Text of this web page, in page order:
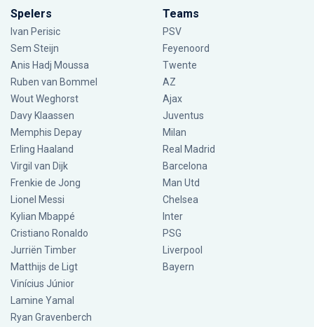
Spelers
Ivan Perisic
Sem Steijn
Anis Hadj Moussa
Ruben van Bommel
Wout Weghorst
Davy Klaassen
Memphis Depay
Erling Haaland
Virgil van Dijk
Frenkie de Jong
Lionel Messi
Kylian Mbappé
Cristiano Ronaldo
Jurriën Timber
Matthijs de Ligt
Vinícius Júnior
Lamine Yamal
Ryan Gravenberch
Teams
PSV
Feyenoord
Twente
AZ
Ajax
Juventus
Milan
Real Madrid
Barcelona
Man Utd
Chelsea
Inter
PSG
Liverpool
Bayern